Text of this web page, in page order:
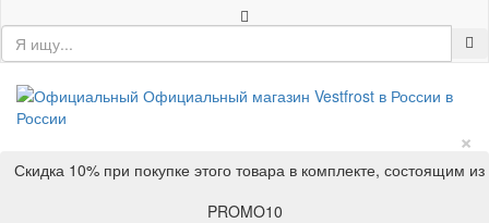
×
Скидка 10% при покупке этого товара в комплекте, состоящим
PROMO10